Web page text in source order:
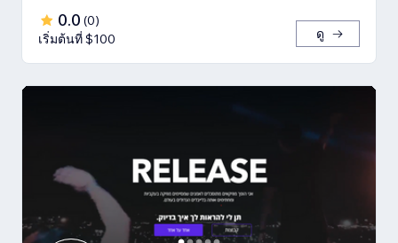
0.0 (0)
เริ่มต้นที่ $100
ดู